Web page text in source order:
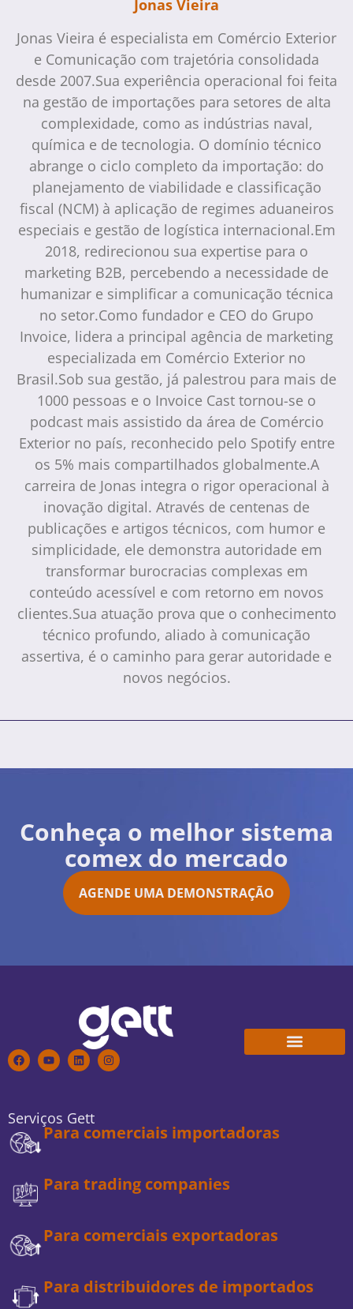
Jonas Vieira
Jonas Vieira é especialista em Comércio Exterior
e Comunicação com trajetória consolidada
desde 2007.Sua experiência operacional foi feita
na gestão de importações para setores de alta
complexidade, como as indústrias naval,
química e de tecnologia. O domínio técnico
abrange o ciclo completo da importação: do
planejamento de viabilidade e classificação
fiscal (NCM) à aplicação de regimes aduaneiros
especiais e gestão de logística internacional.Em
2018, redirecionou sua expertise para o
marketing B2B, percebendo a necessidade de
humanizar e simplificar a comunicação técnica
no setor.Como fundador e CEO do Grupo
Invoice, lidera a principal agência de marketing
especializada em Comércio Exterior no
Brasil.Sob sua gestão, já palestrou para mais de
1000 pessoas e o Invoice Cast tornou-se o
podcast mais assistido da área de Comércio
Exterior no país, reconhecido pelo Spotify entre
os 5% mais compartilhados globalmente.A
carreira de Jonas integra o rigor operacional à
inovação digital. Através de centenas de
publicações e artigos técnicos, com humor e
simplicidade, ele demonstra autoridade em
transformar burocracias complexas em
conteúdo acessível e com retorno em novos
clientes.Sua atuação prova que o conhecimento
técnico profundo, aliado à comunicação
assertiva, é o caminho para gerar autoridade e
novos negócios.
Conheça o melhor sistema
comex do mercado
AGENDE UMA DEMONSTRAÇÃO
Serviços Gett
Para comerciais importadoras
Para trading companies
Para comerciais exportadoras
Para distribuidores de importados